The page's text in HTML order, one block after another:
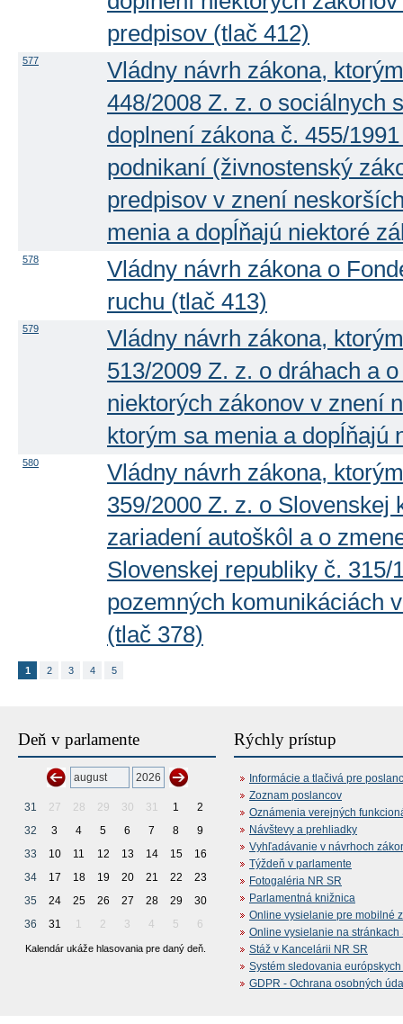
predpisov (tlač 412)
577
Vládny návrh zákona,
448/2008 Z. z. o sociálnych
doplnení zákona č. 455/
podnikaní (živnostenský
predpisov v znení
menia a dopĺňajú niektoré
578
Vládny návrh zákona o
ruchu (tlač 413)
579
Vládny návrh zákona,
513/2009 Z. z. o dráhach a
niektorých zákonov v znení
ktorým sa menia a dopĺňajú
580
Vládny návrh zákona,
359/2000 Z. z. o Slovenskej
zariadení autoškôl a o
Slovenskej republiky č. 315/
pozemných komunikáciách
(tlač 378)
1 2 3 4 5
Deň v parlamente
31 27 28 29 30 31 1
2
32
3 4 5 6 7 8
9
33
10 11 12 13 14 15
16
34
17 18 19 20 21 22
23
35
24 25 26 27 28 29
30
36
31 1 2 3 4 5 6
Kalendár ukáže hlasovania pre daný deň.
Rýchly prístup
Informácie a tlačivá pre
Zoznam poslancov
Oznámenia verejných
Návštevy a prehliadky
Vyhľadávanie v návrhoch
Týždeň v parlamente
Fotogaléria NR SR
Parlamentná knižnica
Online vysielanie pre mobilné
Online vysielanie na stránkach
Stáž v Kancelárii NR SR
Systém sledovania
GDPR - Ochrana osobných